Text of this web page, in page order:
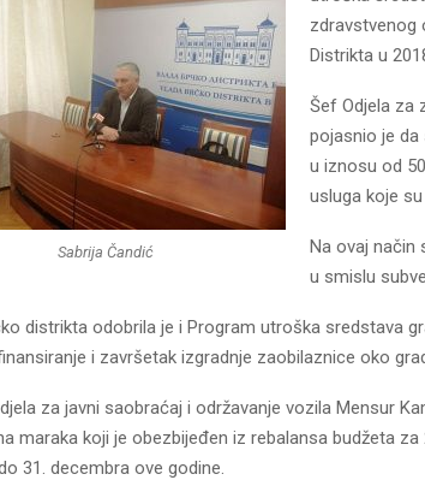
Sabrija Čandić
zdravstvenog
Distrikta u
Šef Odjela za
pojasnio je
u iznosu od
usluga koje
Na ovaj način
u smislu
distrikta odobrila je i Program utroška sredstava
i završetak izgradnje zaobilaznice oko
za javni saobraćaj i održavanje vozila Mensur
maraka koji je obezbijeđen iz rebalansa budžeta
31. decembra ove godine.